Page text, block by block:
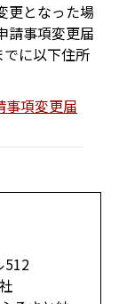
更となった場
請事項変更届
に以下住所
事項変更届
512